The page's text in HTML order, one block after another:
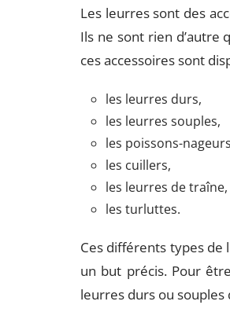
Les leurres sont des
Ils ne sont rien d’autre
ces accessoires sont
les leurres durs,
les leurres souples,
les poissons-
les cuillers,
les leurres de traîne,
les turluttes.
Ces différents types de
un but précis. Pour
leurres durs ou